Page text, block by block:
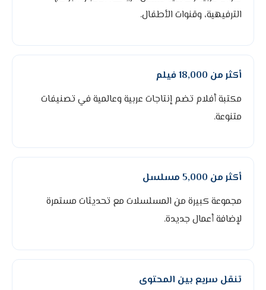
الترفيهية، وقنوات الأطفال.
أكثر من 18,000 فيلم
مكتبة أفلام تضم إنتاجات عربية وعالمية في تصنيفات
متنوعة.
أكثر من 5,000 مسلسل
مجموعة كبيرة من المسلسلات مع تحديثات مستمرة
لإضافة أعمال جديدة.
تنقل سريع بين المحتوى